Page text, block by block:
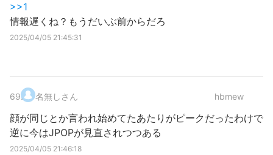
>>1
情報遅くね？もうだいぶ前からだろ
2025/04/05 21:45:31
69. 名無しさん hbmew
顔が同じとか言われ始めてたあたりがピークだったわけで
逆に今はJPOPが見直されつつある
2025/04/05 21:46:18